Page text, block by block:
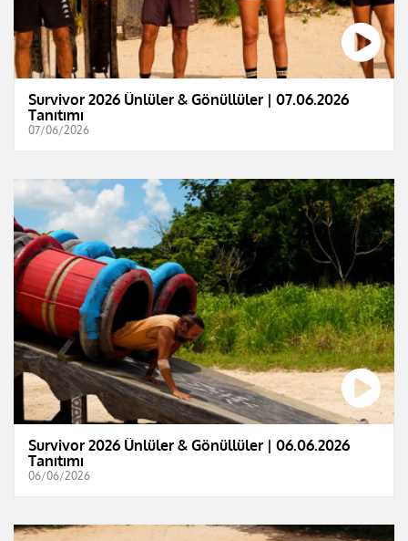
Survivor 2026 Ünlüler & Gönüllüler | 07.06.2026
Tanıtımı
07/06/2026
Survivor 2026 Ünlüler & Gönüllüler | 06.06.2026
Tanıtımı
06/06/2026